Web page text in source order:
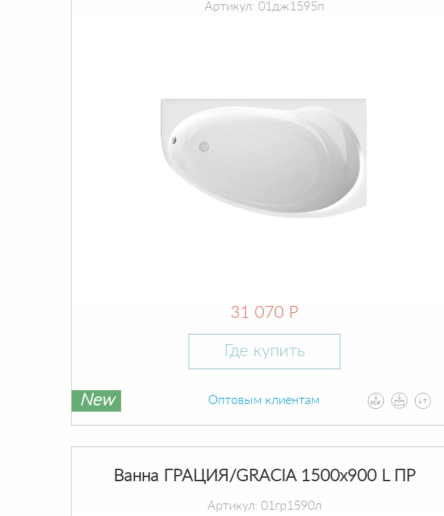
Артикул: 01дж1595п
31 070 Р
Где купить
New Оптовым клиентам
Ванна ГРАЦИЯ/GRACIA 1500х900 L ПР
Артикул: 01гр1590л